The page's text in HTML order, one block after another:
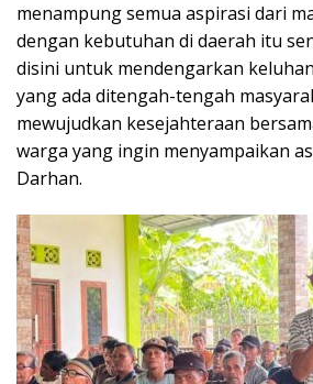
menampung semua aspirasi dari
dengan kebutuhan di daerah itu
disini untuk mendengarkan
yang ada ditengah-tengah
mewujudkan kesejahteraan
warga yang ingin menyampaikan
Darhan.